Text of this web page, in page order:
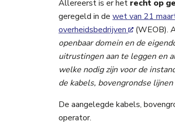
Allereerst is er het recht op
geregeld in de wet van 21
overheidsbedrijven
(WEOB).
openbaar domein en de
uitrustingen aan te leggen en
welke nodig zijn voor de
de kabels, bovengrondse
De aangelegde kabels,
operator.